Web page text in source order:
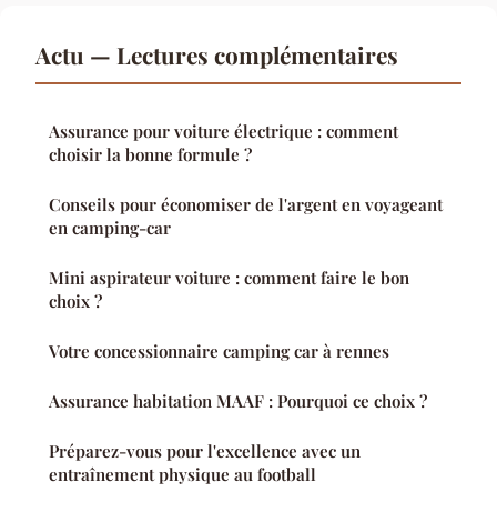
Actu — Lectures complémentaires
Assurance pour voiture électrique : comment
choisir la bonne formule ?
Conseils pour économiser de l'argent en voyageant
en camping-car
Mini aspirateur voiture : comment faire le bon
choix ?
Votre concessionnaire camping car à rennes
Assurance habitation MAAF : Pourquoi ce choix ?
Préparez-vous pour l'excellence avec un
entraînement physique au football